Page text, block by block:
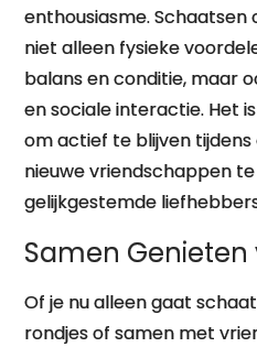
enthousiasme.
niet alleen fysieke
balans en conditie, maar
en sociale interactie. Het
om actief te blijven
nieuwe vriendschappen
gelijkgestemde
Samen Genieten
Of je nu alleen gaat
rondjes of samen met